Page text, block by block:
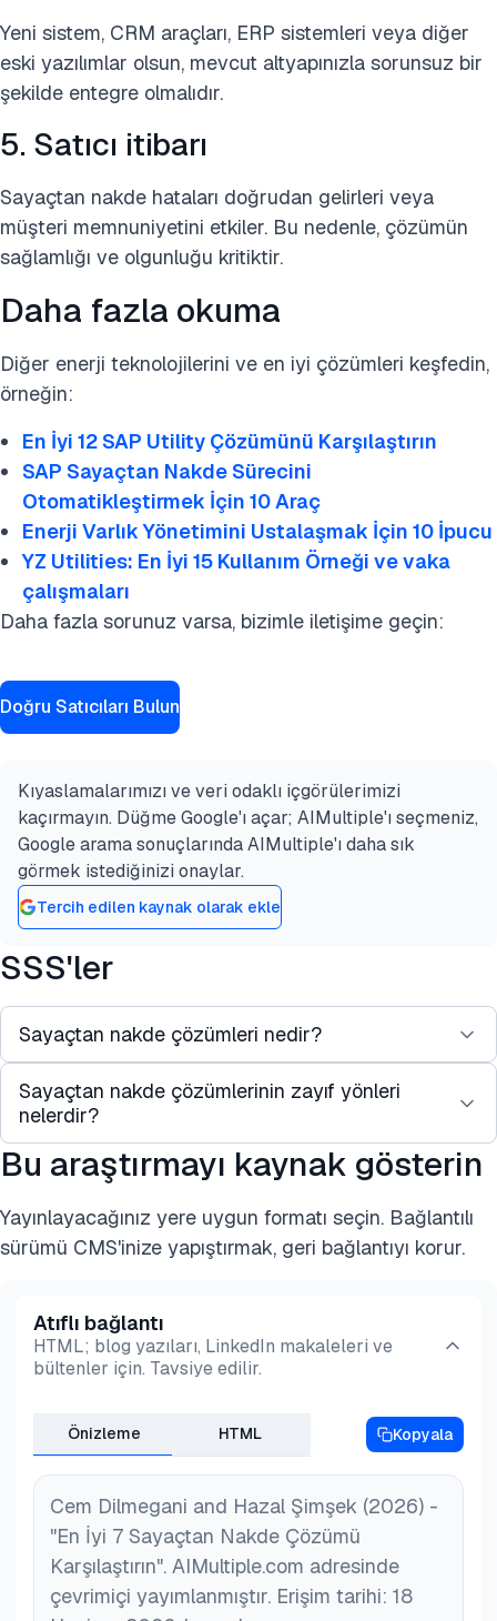
Yeni sistem, CRM araçları, ERP sistemleri veya diğer
eski yazılımlar olsun, mevcut altyapınızla sorunsuz bir
şekilde entegre olmalıdır.
5. Satıcı itibarı
Sayaçtan nakde hataları doğrudan gelirleri veya
müşteri memnuniyetini etkiler. Bu nedenle, çözümün
sağlamlığı ve olgunluğu kritiktir.
Daha fazla okuma
Diğer enerji teknolojilerini ve en iyi çözümleri keşfedin,
örneğin:
En İyi 12 SAP Utility Çözümünü Karşılaştırın
SAP Sayaçtan Nakde Sürecini
Otomatikleştirmek İçin 10 Araç
Enerji Varlık Yönetimini Ustalaşmak İçin 10 İpucu
YZ Utilities: En İyi 15 Kullanım Örneği ve vaka
çalışmaları
Daha fazla sorunuz varsa, bizimle iletişime geçin:
Doğru Satıcıları Bulun
Kıyaslamalarımızı ve veri odaklı içgörülerimizi
kaçırmayın. Düğme Google'ı açar; AIMultiple'ı seçmeniz,
Google arama sonuçlarında AIMultiple'ı daha sık
görmek istediğinizi onaylar.
Tercih edilen kaynak olarak ekle
SSS'ler
Sayaçtan nakde çözümleri nedir?
Sayaçtan nakde, sayaç okuma, faturalandırma,
ödeme tahsilatı ve gelir yönetimini kapsayan
kapsamlı bir süreçtir. Bir hizmetin kullanıldığı
andan şirketin hizmet için ödeme aldığı noktaya
kadar olan yolculuğu temsil eder.
Bu, akıllı sayaçlar gibi donanım çözümlerini ve hem
cihazlarından sayaç kullanımını takip eden yazılım
çözümlerini içerir.
Sayaçtan nakde çözümlerinin zayıf yönleri
nelerdir?
Yüksek başlangıç maliyetleri:
Özellikle akıllı sayaçlar ve AMI tanıtıldığında tam
bir sayaçtan nakde çözümünü uygulamak çok
kendisini değil, aynı zamanda eğitim ve potansiyel
altyapı değişikliklerini de içerir.
Faydalı kuruluşların genellikle yerinde eski
sistemleri vardır. Yeni sayaçtan nakde çözümlerini
bu eski sistemlerle entegre etmek karmaşık ve
zaman alıcı olabilir ve veri tutarsızlığı sorunlarına
yol açabilir.
Bu araştırmayı kaynak gösterin
Yayınlayacağınız yere uygun formatı seçin. Bağlantılı
sürümü CMS'inize yapıştırmak, geri bağlantıyı korur.
Atıflı bağlantı
HTML; blog yazıları, LinkedIn makaleleri ve
bültenler için. Tavsiye edilir.
Önizleme HTML Kopyala
Cem Dilmegani and Hazal Şimşek (2026) -
"En İyi 7 Sayaçtan Nakde Çözümü
Karşılaştırın". AIMultiple.com adresinde
çevrimiçi yayımlanmıştır. Erişim tarihi: 18